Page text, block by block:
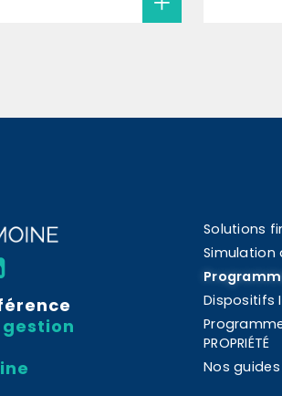
gestion
Solutions
Simulation
Dispositifs
PROPRIÉTÉ
Nos guides